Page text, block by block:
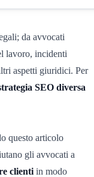
da avvocati
lavoro, incidenti
aspetti giuridici. Per
SEO diversa
questo articolo
gli avvocati a
clienti in modo